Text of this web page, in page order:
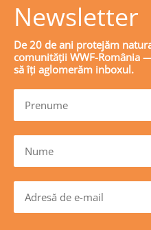
Newsletter
De 20 de ani protejăm
comunității WWF-România
să îți aglomerăm inboxul.